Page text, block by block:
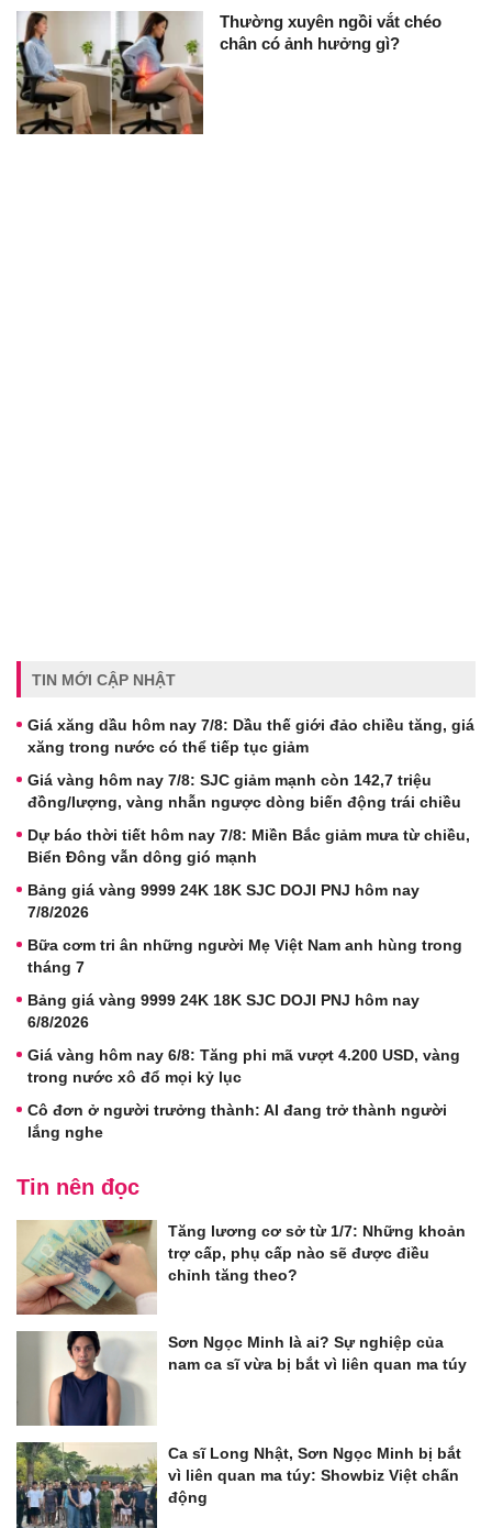
Thường xuyên ngồi vắt chéo
chân có ảnh hưởng gì?
TIN MỚI CẬP NHẬT
Giá xăng dầu hôm nay 7/8: Dầu thế giới đảo chiều tăng, giá
xăng trong nước có thể tiếp tục giảm
Giá vàng hôm nay 7/8: SJC giảm mạnh còn 142,7 triệu
đồng/lượng, vàng nhẫn ngược dòng biến động trái chiều
Dự báo thời tiết hôm nay 7/8: Miền Bắc giảm mưa từ chiều,
Biển Đông vẫn dông gió mạnh
Bảng giá vàng 9999 24K 18K SJC DOJI PNJ hôm nay
7/8/2026
Bữa cơm tri ân những người Mẹ Việt Nam anh hùng trong
tháng 7
Bảng giá vàng 9999 24K 18K SJC DOJI PNJ hôm nay
6/8/2026
Giá vàng hôm nay 6/8: Tăng phi mã vượt 4.200 USD, vàng
trong nước xô đổ mọi kỷ lục
Cô đơn ở người trưởng thành: AI đang trở thành người
lắng nghe
Tin nên đọc
Tăng lương cơ sở từ 1/7: Những khoản
trợ cấp, phụ cấp nào sẽ được điều
chỉnh tăng theo?
Sơn Ngọc Minh là ai? Sự nghiệp của
nam ca sĩ vừa bị bắt vì liên quan ma túy
Ca sĩ Long Nhật, Sơn Ngọc Minh bị bắt
vì liên quan ma túy: Showbiz Việt chấn
động